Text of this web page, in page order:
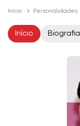
Início Personalidades
Início Biografia